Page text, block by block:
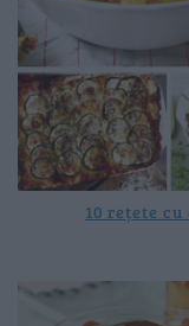
10 rețete